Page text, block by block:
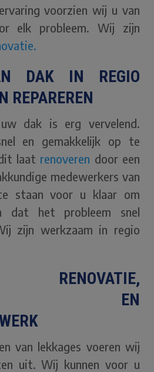
voorzien wij u van
elk probleem. Wij zijn
DAK IN REGIO
REPAREREN
dak is erg vervelend.
en gemakkelijk op te
laat renoveren door een
medewerkers van
staan voor u klaar om
dat het probleem snel
zijn werkzaam in regio
RENOVATIE,
EN
van lekkages voeren wij
uit. Wij kunnen voor u